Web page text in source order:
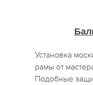
Установка
рамы от
Подобные